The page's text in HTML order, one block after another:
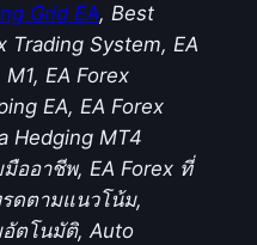
Grid EA, Best
Trading System, EA
EA Forex
EA, EA Forex
Hedging MT4
ออาชีพ, EA Forex ที่
ดตามแนวโน้ม,
อัตโนมัติ, Auto